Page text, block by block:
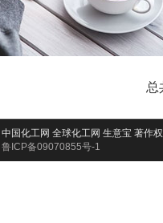
总
中国化工网 全球化工网 生意宝 著作权
鲁ICP备09070855号-1